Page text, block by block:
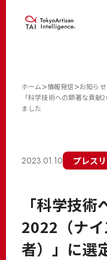
ホーム>情報発信>お知らせ
「科学技術への顕著な貢
ました
2023.01.10 プレス
「科学技
2022（ナ
者）」に選